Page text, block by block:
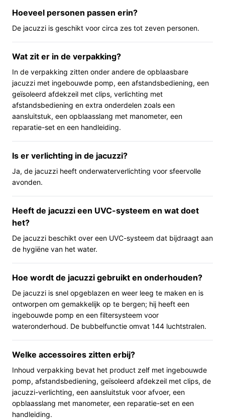
de verpakking heeft een totaalgewicht van 21 kg, wat
relevant is bij het verplaatsen voor installatie. Volgens
de bron kun je de watertemperatuur instellen en zijn er
temperaturen genoemd tot circa 43°C; de fabrikant
buitenomstandigheden.
Belangrijkste voordelen
Praktische pluspunten vanuit dagelijks gebruik:
Ruimte voor meerdere personen: geschikt om
samen met familie of vrienden te gebruiken.
Compleet geleverd: accessoires zoals afdekzeil,
filters en afstandsbediening maken opzetten en
apparatuur nodig en geschikte sfeer voor
Voor wie is dit geschikt?
Dit model past bij huishoudens die een mobiele, relatief
compacte hottub willen voor gezamenlijke ontspanning
(6–7 volwassenen), en bij gebruikers die waarde
hechten aan een compleet pakket inclusief pomp,
verlichting en afdekzeil. Ook geschikt als je een
Nederlandstalige handleiding wilt ontvangen.
Als je een vaste inbouwspa, een model met continue
netstroomaansluiting of uitgebreide
garantie/servicemogelijkheden zoekt, let op: dit product
heeft een accu als voedingstype en een
fabrieksgarantie van één jaar. Als je extra informatie
Hoeveel personen passen erin?
De jacuzzi is geschikt voor circa zes tot zeven personen.
Wat zit er in de verpakking?
In de verpakking zitten onder andere de opblaasbare
jacuzzi met ingebouwde pomp, een afstandsbediening, een
geïsoleerd afdekzeil met clips, verlichting met
afstandsbediening en extra onderdelen zoals een
aansluitstuk, een opblaasslang met manometer, een
reparatie-set en een handleiding.
Is er verlichting in de jacuzzi?
Ja, de jacuzzi heeft onderwaterverlichting voor sfeervolle
avonden.
Heeft de jacuzzi een UVC-systeem en wat doet
het?
De jacuzzi beschikt over een UVC-systeem dat bijdraagt aan
de hygiëne van het water.
Hoe wordt de jacuzzi gebruikt en onderhouden?
De jacuzzi is snel opgeblazen en weer leeg te maken en is
ontworpen om gemakkelijk op te bergen; hij heeft een
ingebouwde pomp en een filtersysteem voor
wateronderhoud. De bubbelfunctie omvat 144 luchtstralen.
Welke accessoires zitten erbij?
Inhoud verpakking bevat het product zelf met ingebouwde
pomp, afstandsbediening, geïsoleerd afdekzeil met clips, de
jacuzzi-verlichting, een aansluitstuk voor afvoer, een
opblaasslang met manometer, een reparatie-set en een
handleiding.